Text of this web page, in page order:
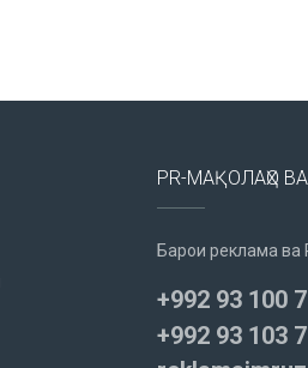
PR-МАҚОЛАҲО
Барои реклама ва
+992 93 100
+992 93 103